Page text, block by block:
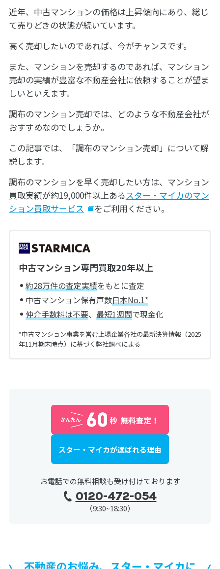
近年、中古マンションの価格は上昇傾向にあり、総じ
て売りどきの状態が続いています。
高く売却したいのであれば、今がチャンスです。
また、マンションを売却するのであれば、マンション
売却の実績が豊富な不動産会社に依頼することが望ま
しいといえます。
調布のマンション売却では、どのような不動産会社が
おすすめなのでしょうか。
この記事では、「調布のマンション売却」について解
説します。
調布のマンションを早く売却したい方は、マンション
買取実績が約19,000件以上あるスター・マイカのマン
ション買取サービス
をご利用ください。
中古マンション専門買取20年以上
約28万件の査定実績をもとに査定
中古マンション保有戸数日本No.1*
仲介手数料は不要、 最短1週間で現金化
*中古マンション事業を営む上場企業各社の最新決算情報（2025
年11月期末時点）に基づく弊社調べによる
スター・マイカが選ばれる理由
お電話での無料相談も受け付けております
0120-472-054
（9:30~18:30）